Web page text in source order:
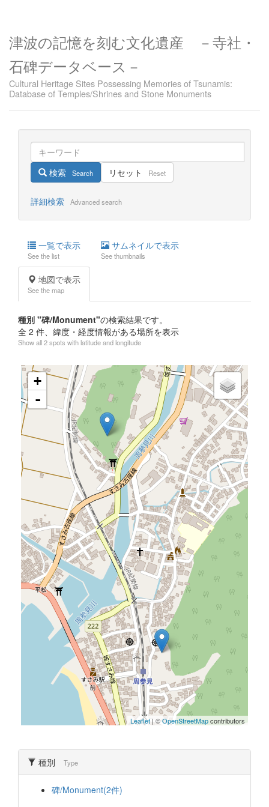
津波の記憶を刻む文化遺産 －寺社・
石碑データベース－
Cultural Heritage Sites Possessing Memories of Tsunamis:
Database of Temples/Shrines and Stone Monuments
検索 Search リセット Reset
詳細検索 Advanced search
一覧で表示
See the list
サムネイルで表示
See thumbnails
地図で表示
See the map
種別 "碑/Monument"の検索結果です。
全 2 件、緯度・経度情報がある場所を表示
Show all 2 spots with latitude and longitude
+
-
Leaflet | ©OpenStreetMapcontributors
種別 Type
碑/Monument(2件)